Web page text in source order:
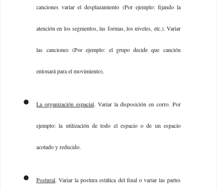
canciones variar el desplazamiento (Por ejemplo: fijando la
atención en los segmentos, las formas, los niveles, etc.). Variar
las canciones (Por ejemplo: el grupo decide que canción
entonará para el movimiento).
La organización espacial. Variar la disposición en corro. Por
ejemplo: la utilización de todo el espacio o de un espacio
acotado y reducido.
Postural. Variar la postura estática del final o variar las partes